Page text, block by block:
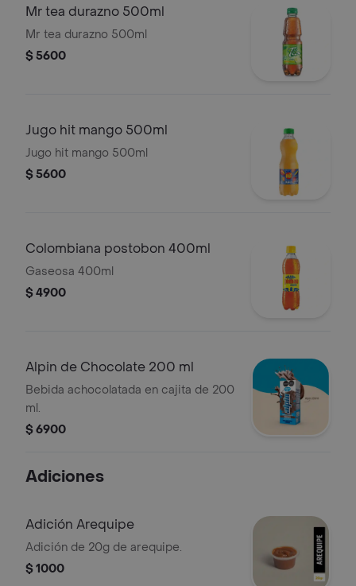
Mr tea durazno 500ml
Mr tea durazno 500ml
$ 5600
Jugo hit mango 500ml
Jugo hit mango 500ml
$ 5600
Colombiana postobon 400ml
Gaseosa 400ml
$ 4900
Alpin de Chocolate 200 ml
Bebida achocolatada en cajita de 200
ml.
$ 6900
Adiciones
Adición Arequipe
Adición de 20g de arequipe.
$ 1000